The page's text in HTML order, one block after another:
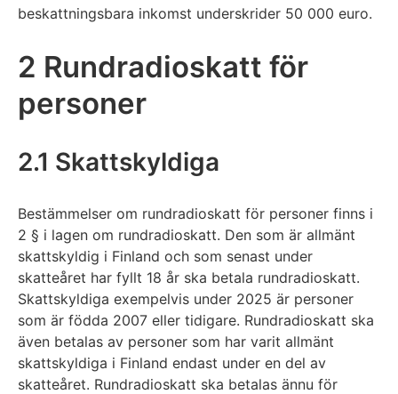
beskattningsbara inkomst underskrider 50 000 euro.
2 Rundradioskatt för
personer
2.1 Skattskyldiga
Bestämmelser om rundradioskatt för personer finns i
2 § i lagen om rundradioskatt. Den som är allmänt
skattskyldig i Finland och som senast under
skatteåret har fyllt 18 år ska betala rundradioskatt.
Skattskyldiga exempelvis under 2025 är personer
som är födda 2007 eller tidigare. Rundradioskatt ska
även betalas av personer som har varit allmänt
skattskyldiga i Finland endast under en del av
skatteåret. Rundradioskatt ska betalas ännu för